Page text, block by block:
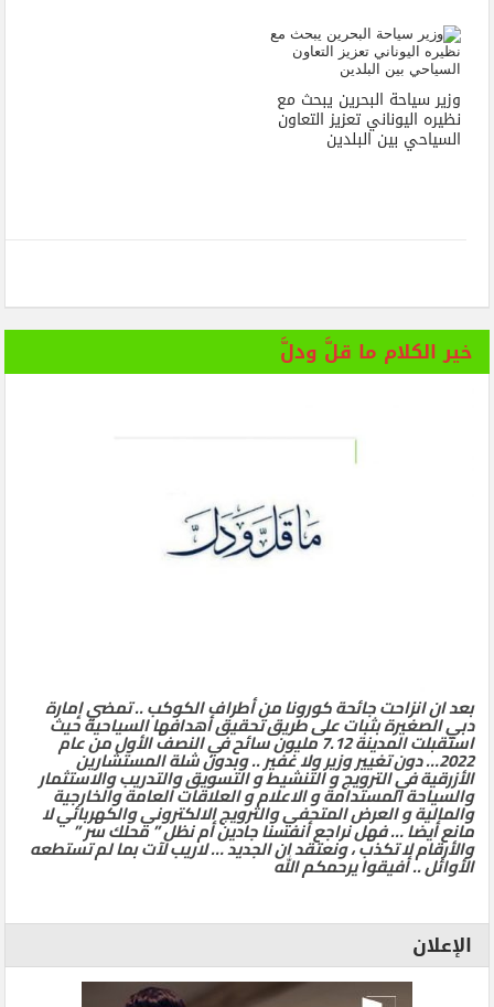
وزير سياحة البحرين يبحث مع
نظيره اليوناني تعزيز التعاون
السياحي بين البلدين
خير الكلام ما قلَّ ودلَّ
بعد ان انزاحت جائحة كورونا من أطراف الكوكب .. تمضي إمارة
دبي الصغيرة بثبات على طريق تحقيق أهدافها السياحية حيث
استقبلت المدينة 7.12 مليون سائح في النصف الأول من عام
2022… دون تغيير وزير ولا غفير .. وبدون شلة المستشارين
الأزرقية في الترويج و التنشيط و التسويق والتدريب والاستثمار
والسياحة المستدامة و الاعلام و العلاقات العامة والخارجية
والمالية و العرض المتحفي والترويج الالكتروني والكهربائي لا
مانع أيضا … فهل نراجع أنفسنا جادين أم نظل ” محلك سر ”
والأرقام لا تكذب ، ونعتقد ان الجديد … لاريب لآت بما لم تستطعه
الأوائل .. أفيقوا يرحمكم الله
الإعلان